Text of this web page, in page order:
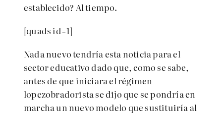
establecido? Al tiempo.
[quads id=1]
Nada nuevo tendría esta noticia para el
sector educativo dado que, como se sabe,
antes de que iniciara el régimen
lopezobradorista se dijo que se pondría en
marcha un nuevo modelo que sustituiría al